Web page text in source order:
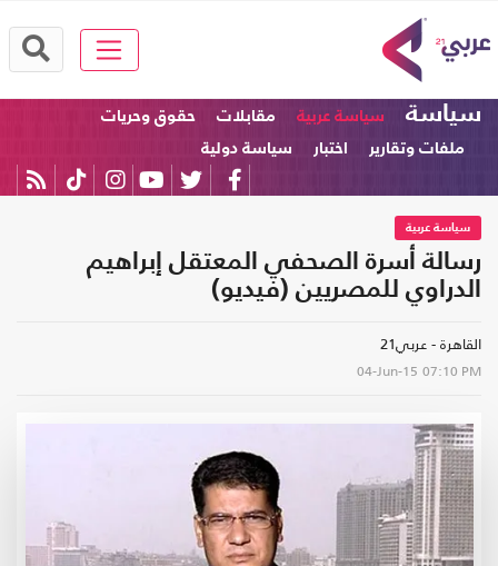
سياسة سياسة عربية مقابلات
حقوق وحريات
ملفات وتقارير
اختبار سياسة دولية
سياسة عربية
رسالة أسرة الصحفي المعتقل إبراهيم
الدراوي للمصريين (فيديو)
القاهرة - عربي21
04-Jun-15 07:10 PM